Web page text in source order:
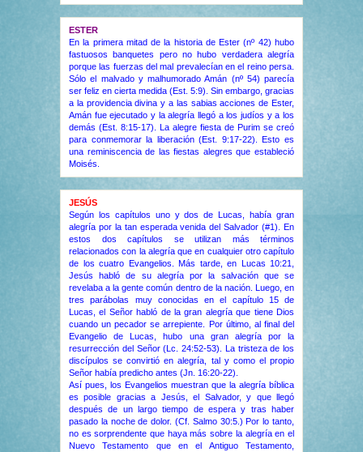
ESTER
En la primera mitad de la historia de Ester (nº 42) hubo
fastuosos banquetes pero no hubo verdadera alegría
porque las fuerzas del mal prevalecían en el reino persa.
Sólo el malvado y malhumorado Amán (nº 54) parecía
ser feliz en cierta medida (Est. 5:9). Sin embargo, gracias
a la providencia divina y a las sabias acciones de Ester,
Amán fue ejecutado y la alegría llegó a los judíos y a los
demás (Est. 8:15-17). La alegre fiesta de Purim se creó
para conmemorar la liberación (Est. 9:17-22). Esto es
una reminiscencia de las fiestas alegres que estableció
Moisés.
JESÚS
Según los capítulos uno y dos de Lucas, había gran
alegría por la tan esperada venida del Salvador (#1). En
estos dos capítulos se utilizan más términos
relacionados con la alegría que en cualquier otro capítulo
de los cuatro Evangelios. Más tarde, en Lucas 10:21,
Jesús habló de su alegría por la salvación que se
revelaba a la gente común dentro de la nación. Luego, en
tres parábolas muy conocidas en el capítulo 15 de
Lucas, el Señor habló de la gran alegría que tiene Dios
cuando un pecador se arrepiente. Por último, al final del
Evangelio de Lucas, hubo una gran alegría por la
resurrección del Señor (Lc. 24:52-53). La tristeza de los
discípulos se convirtió en alegría, tal y como el propio
Señor había predicho antes (Jn. 16:20-22).
Así pues, los Evangelios muestran que la alegría bíblica
es posible gracias a Jesús, el Salvador, y que llegó
después de un largo tiempo de espera y tras haber
pasado la noche de dolor. (Cf. Salmo 30:5.) Por lo tanto,
no es sorprendente que haya más sobre la alegría en el
Nuevo Testamento que en el Antiguo Testamento,